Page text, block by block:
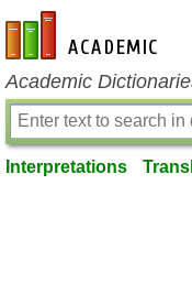
en-academic.com
Academic
Interpretations